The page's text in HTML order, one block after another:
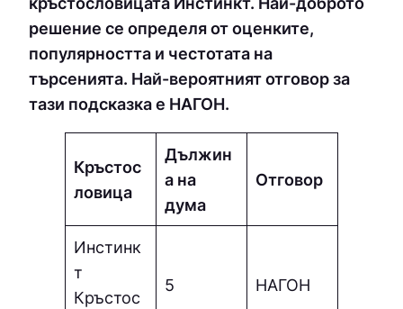
решение се определя от оценките,
популярността и честотата на
търсенията. Най-вероятният отговор за
тази подсказка е НАГОН.
Кръстос
ловица
Дължин
а на
дума
Отговор
Инстинк
т
Кръстос
5 НАГОН